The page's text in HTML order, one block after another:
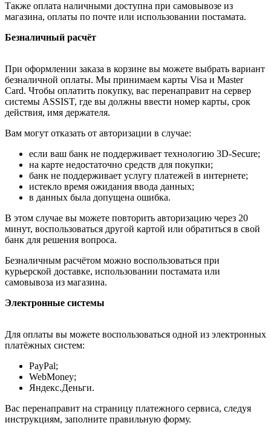
Также оплата наличными доступна при самовывозе из
магазина, оплаты по почте или использовании постамата.
Безналичный расчёт
При оформлении заказа в корзине вы можете выбрать вариант
безналичной оплаты. Мы принимаем карты Visa и Master
Card. Чтобы оплатить покупку, вас перенаправит на сервер
системы ASSIST, где вы должны ввести номер карты, срок
действия, имя держателя.
Вам могут отказать от авторизации в случае:
если ваш банк не поддерживает технологию 3D-Secure;
на карте недостаточно средств для покупки;
банк не поддерживает услугу платежей в интернете;
истекло время ожидания ввода данных;
в данных была допущена ошибка.
В этом случае вы можете повторить авторизацию через 20
минут, воспользоваться другой картой или обратиться в свой
банк для решения вопроса.
Безналичным расчётом можно воспользоваться при
курьерской доставке, использовании постамата или
самовывоза из магазина.
Электронные системы
Для оплаты вы можете воспользоваться одной из электронных
платёжных систем:
PayPal;
WebMoney;
Яндекс.Деньги.
Вас перенаправит на страницу платежного сервиса, следуя
инструкциям, заполните правильную форму.